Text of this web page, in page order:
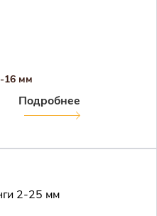
16 мм
Подробнее